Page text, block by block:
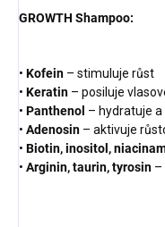
GROWTH Shampoo:
• Kofein – stimuluje růst
• Keratin – posiluje
• Panthenol – hydratuje
• Adenosin – aktivuje
• Biotin, inositol,
• Arginin, taurin, tyrosin –